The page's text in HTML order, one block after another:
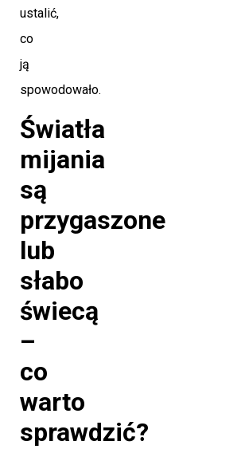
ustalić,
co
ją
spowodowało.
Światła
mijania
są
przygaszone
lub
słabo
świecą
–
co
warto
sprawdzić?